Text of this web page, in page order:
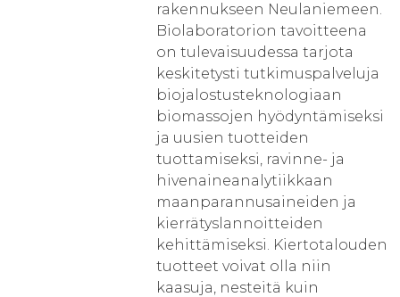
rakennukseen Neulaniemeen.
Biolaboratorion tavoitteena
on tulevaisuudessa tarjota
keskitetysti tutkimuspalveluja
biojalostusteknologiaan
biomassojen hyödyntämiseksi
ja uusien tuotteiden
tuottamiseksi, ravinne- ja
hivenaineanalytiikkaan
maanparannusaineiden ja
kierrätyslannoitteiden
kehittämiseksi. Kiertotalouden
tuotteet voivat olla niin
kaasuja, nesteitä kuin